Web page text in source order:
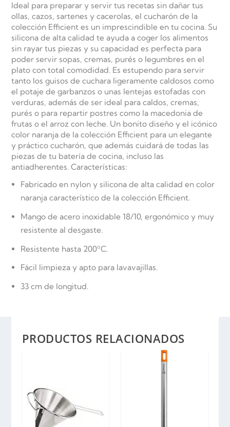
Ideal para preparar y servir tus recetas sin dañar tus
ollas, cazos, sartenes y cacerolas, el cucharón de la
colección Efficient es un imprescindible en tu cocina. Su
silicona de alta calidad te ayuda a coger los alimentos
sin rayar tus piezas y su capacidad es perfecta para
poder servir sopas, cremas, purés o legumbres en el
plato con total comodidad. Es estupendo para servir
tanto los guisos de cuchara ligeramente caldosos como
el potaje de garbanzos o unas lentejas estofadas con
verduras, además de ser ideal para caldos, cremas,
purés o para repartir postres como la macedonia de
frutas o el arroz con leche. Un bonito diseño y el icónico
color naranja de la colección Efficient para un elegante
y práctico cucharón, que además cuidará de todas las
piezas de tu batería de cocina, incluso las
antiadherentes. Características:
Fabricado en nylon y silicona de alta calidad en color
naranja característico de la colección Efficient.
Mango de acero inoxidable 18/10, ergonómico y muy
resistente al desgaste.
Resistente hasta 200ºC.
Fácil limpieza y apto para lavavajillas.
33 cm de longitud.
PRODUCTOS RELACIONADOS